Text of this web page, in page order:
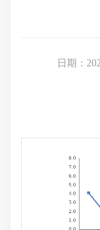
日期：